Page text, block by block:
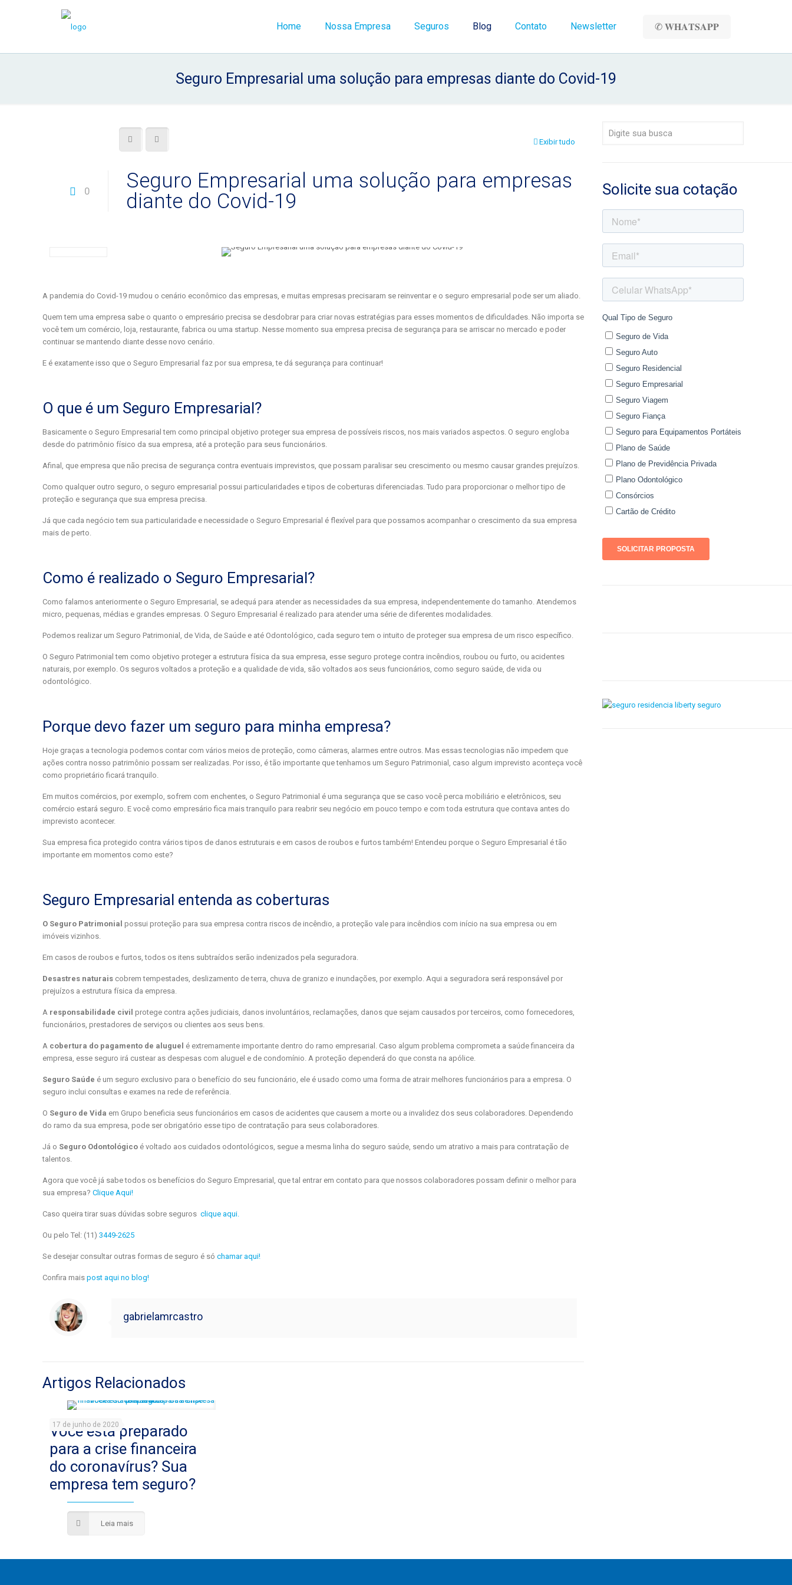
Home Nossa Empresa Seguros Blog Contato Newsletter ✆ 𝐖𝐇𝐀𝐓𝐒𝐀𝐏𝐏
Seguro Empresarial uma solução para empresas diante do Covid-19
Exibir tudo
0
Seguro Empresarial uma solução para empresas
diante do Covid-19
A pandemia do Covid-19 mudou o cenário econômico das empresas, e muitas empresas precisaram se reinventar e o seguro empresarial pode ser um aliado.
Quem tem uma empresa sabe o quanto o empresário precisa se desdobrar para criar novas estratégias para esses momentos de dificuldades. Não importa se
você tem um comércio, loja, restaurante, fabrica ou uma startup. Nesse momento sua empresa precisa de segurança para se arriscar no mercado e poder
continuar se mantendo diante desse novo cenário.
E é exatamente isso que o Seguro Empresarial faz por sua empresa, te dá segurança para continuar!
O que é um Seguro Empresarial?
Basicamente o Seguro Empresarial tem como principal objetivo proteger sua empresa de possíveis riscos, nos mais variados aspectos. O seguro engloba
desde do patrimônio físico da sua empresa, até a proteção para seus funcionários.
Afinal, que empresa que não precisa de segurança contra eventuais imprevistos, que possam paralisar seu crescimento ou mesmo causar grandes prejuízos.
Como qualquer outro seguro, o seguro empresarial possui particularidades e tipos de coberturas diferenciadas. Tudo para proporcionar o melhor tipo de
proteção e segurança que sua empresa precisa.
Já que cada negócio tem sua particularidade e necessidade o Seguro Empresarial é flexível para que possamos acompanhar o crescimento da sua empresa
mais de perto.
Como é realizado o Seguro Empresarial?
Como falamos anteriormente o Seguro Empresarial, se adequá para atender as necessidades da sua empresa, independentemente do tamanho. Atendemos
micro, pequenas, médias e grandes empresas. O Seguro Empresarial é realizado para atender uma série de diferentes modalidades.
Podemos realizar um Seguro Patrimonial, de Vida, de Saúde e até Odontológico, cada seguro tem o intuito de proteger sua empresa de um risco específico.
O Seguro Patrimonial tem como objetivo proteger a estrutura física da sua empresa, esse seguro protege contra incêndios, roubou ou furto, ou acidentes
naturais, por exemplo. Os seguros voltados a proteção e a qualidade de vida, são voltados aos seus funcionários, como seguro saúde, de vida ou
odontológico.
Porque devo fazer um seguro para minha empresa?
Hoje graças a tecnologia podemos contar com vários meios de proteção, como câmeras, alarmes entre outros. Mas essas tecnologias não impedem que
ações contra nosso patrimônio possam ser realizadas. Por isso, é tão importante que tenhamos um Seguro Patrimonial, caso algum imprevisto aconteça você
como proprietário ficará tranquilo.
Em muitos comércios, por exemplo, sofrem com enchentes, o Seguro Patrimonial é uma segurança que se caso você perca mobiliário e eletrônicos, seu
comércio estará seguro. E você como empresário fica mais tranquilo para reabrir seu negócio em pouco tempo e com toda estrutura que contava antes do
imprevisto acontecer.
Sua empresa fica protegido contra vários tipos de danos estruturais e em casos de roubos e furtos também! Entendeu porque o Seguro Empresarial é tão
importante em momentos como este?
Seguro Empresarial entenda as coberturas
O Seguro Patrimonial possui proteção para sua empresa contra riscos de incêndio, a proteção vale para incêndios com início na sua empresa ou em
imóveis vizinhos.
Em casos de roubos e furtos, todos os itens subtraídos serão indenizados pela seguradora.
Desastres naturais cobrem tempestades, deslizamento de terra, chuva de granizo e inundações, por exemplo. Aqui a seguradora será responsável por
prejuízos a estrutura física da empresa.
A responsabilidade civil protege contra ações judiciais, danos involuntários, reclamações, danos que sejam causados por terceiros, como fornecedores,
funcionários, prestadores de serviços ou clientes aos seus bens.
A cobertura do pagamento de aluguel é extremamente importante dentro do ramo empresarial. Caso algum problema comprometa a saúde financeira da
empresa, esse seguro irá custear as despesas com aluguel e de condomínio. A proteção dependerá do que consta na apólice.
Seguro Saúde é um seguro exclusivo para o benefício do seu funcionário, ele é usado como uma forma de atrair melhores funcionários para a empresa. O
seguro inclui consultas e exames na rede de referência.
O Seguro de Vida em Grupo beneficia seus funcionários em casos de acidentes que causem a morte ou a invalidez dos seus colaboradores. Dependendo
do ramo da sua empresa, pode ser obrigatório esse tipo de contratação para seus colaboradores.
Já o Seguro Odontológico é voltado aos cuidados odontológicos, segue a mesma linha do seguro saúde, sendo um atrativo a mais para contratação de
talentos.
Agora que você já sabe todos os benefícios do Seguro Empresarial, que tal entrar em contato para que nossos colaboradores possam definir o melhor para
sua empresa? Clique Aqui!
Caso queira tirar suas dúvidas sobre seguros clique aqui.
Ou pelo Tel: (11) 3449-2625
Se desejar consultar outras formas de seguro é só chamar aqui!
Confira mais post aqui no blog!
gabrielamrcastro
Artigos Relacionados
17 de junho de 2020
Você está preparado
para a crise financeira
do coronavírus? Sua
empresa tem seguro?
Leia mais
Solicite sua cotação